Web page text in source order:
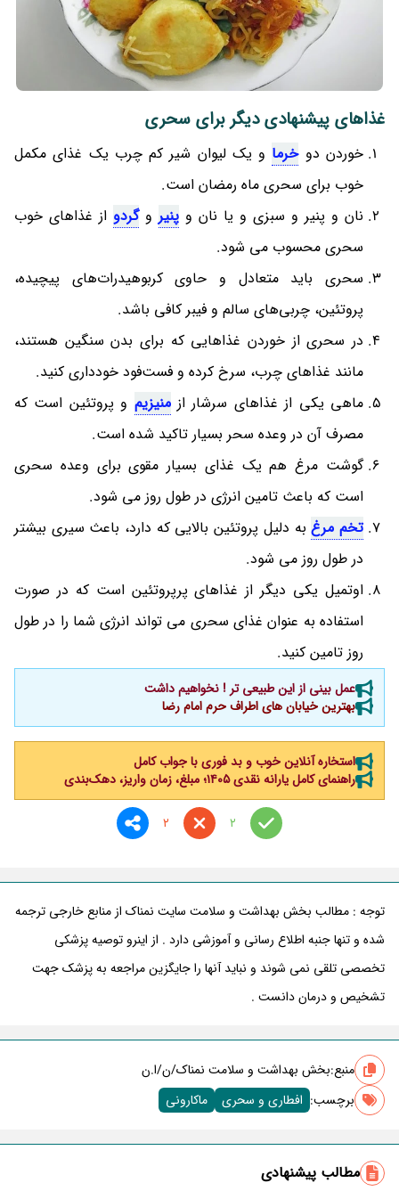
غذاهای پیشنهادی دیگر برای سحری
خوردن دوخرما و یک لیوان شیر کم چرب یک غذای مکمل
خوب برای سحری ماه رمضان است.
نان و پنیر و سبزی و یا نان و پنیر وگردو از غذاهای خوب
سحری محسوب می شود.
سحری باید متعادل و حاوی کربوهیدرات‌های پیچیده،
پروتئین، چربی‌های سالم و فیبر کافی باشد.
در سحری از خوردن غذاهایی که برای بدن سنگین هستند،
مانند غذاهای چرب، سرخ کرده و فست‌فود خودداری کنید.
ماهی یکی از غذاهای سرشار ازمنیزیم و پروتئین است که
مصرف آن در وعده سحر بسیار تاکید شده است.
گوشت مرغ هم یک غذای بسیار مقوی برای وعده سحری
است که باعث تامین انرژی در طول روز می شود.
تخم مرغبه دلیل پروتئین بالایی که دارد، باعث سیری بیشتر
در طول روز می شود.
اوتمیل یکی دیگر از غذاهای پرپروتئین است که در صورت
استفاده به عنوان غذای سحری می تواند انرژی شما را در طول
روز تامین کنید.
عمل بینی از این طبیعی تر ! نخواهیم داشت
بهترین خیابان های اطراف حرم امام رضا
استخاره آنلاین خوب و بد فوری با جواب کامل
راهنمای کامل یارانه نقدی ۱۴۰۵؛ مبلغ، زمان واریز، دهک‌بندی
2
2
توجه : مطالب بخش بهداشت و سلامت سایت نمناک از منابع خارجی ترجمه
شده و تنها جنبه اطلاع رسانی و آموزشی دارد . از اینرو توصیه پزشکی
تخصصی تلقی نمی شوند و نباید آنها را جایگزین مراجعه به پزشک جهت
تشخیص و درمان دانست .
منبع:بخش بهداشت و سلامت نمناک/ن/ا.ن
برچسب‌: افطاری و سحری ماکارونی
مطالب پیشنهادی